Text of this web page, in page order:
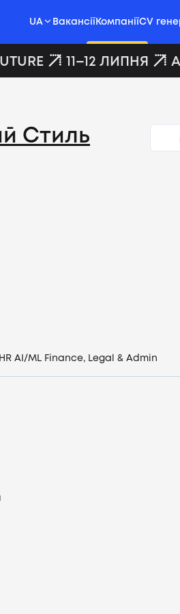
UA Вакансії КомпаніїCV
11–12 ЛИПНЯ
Стиль
HR AI/ML Finance, Legal & Admin